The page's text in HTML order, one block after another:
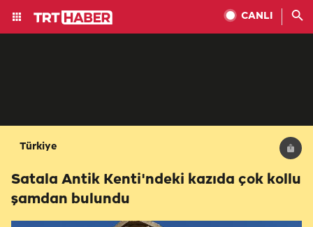
CANLI
Türkiye
Satala Antik Kenti'ndeki kazıda çok kollu
şamdan bulundu